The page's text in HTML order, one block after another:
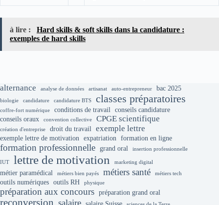
à lire :
Hard skills & soft skills dans la candidature :
exemples de hard skills
alternance analyse de données artisanat auto-entrepreneur bac 2025
biologie candidature candidature BTS classes préparatoires
coffre-fort numérique conditions de travail conseils candidature
conseils oraux
convention collective CPGE scientifique
création d'entreprise droit du travail exemple lettre
exemple lettre de motivation expatriation formation en ligne
formation professionnelle grand oral insertion professionnelle
IUT lettre de motivation marketing digital
métier paramédical métiers bien payés métiers santé métiers tech
outils numériques outils RH physique
préparation aux concours préparation grand oral
reconversion salaire